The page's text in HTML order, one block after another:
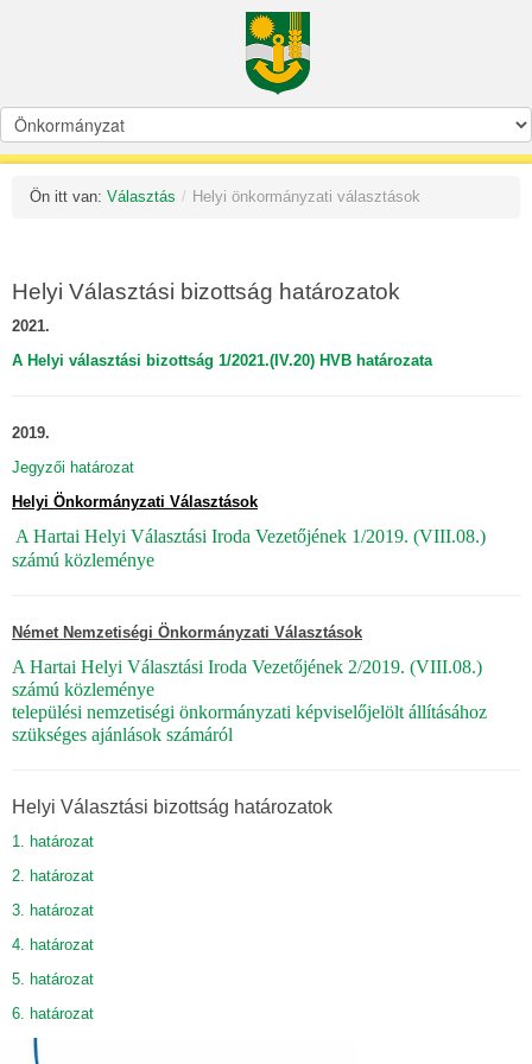
Ön itt van: Választás / Helyi önkormányzati választások
Helyi Választási bizottság határozatok
2021.
A Helyi választási bizottság 1/2021.(IV.20) HVB határozata
2019.
Jegyzői határozat
Helyi Önkormányzati Választások
A Hartai Helyi Választási Iroda Vezetőjének 1/2019. (VIII.08.)
számú közleménye
Német Nemzetiségi Önkormányzati Választások
A Hartai Helyi Választási Iroda Vezetőjének 2/2019. (VIII.08.)
számú közleménye
települési nemzetiségi önkormányzati képviselőjelölt állításához
szükséges ajánlások számáról
Helyi Választási bizottság határozatok
1. határozat
2. határozat
3. határozat
4. határozat
5. határozat
6. határozat
7. határozat